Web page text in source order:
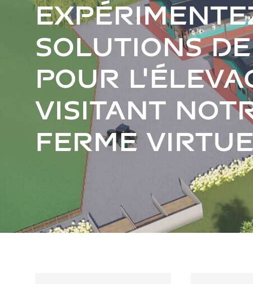
solutions de
pour
visitant
ferme